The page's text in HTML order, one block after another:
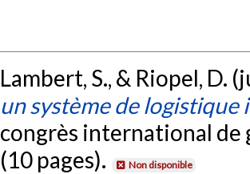
Lambert, S., & Riopel, D.
un système de logistique
congrès international de
(10 pages).
Non disponible